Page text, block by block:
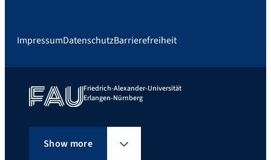
ImpressumDatenschutzBarrierefreiheit
Friedrich-Alexander-Universität
Erlangen-Nürnberg
Show more